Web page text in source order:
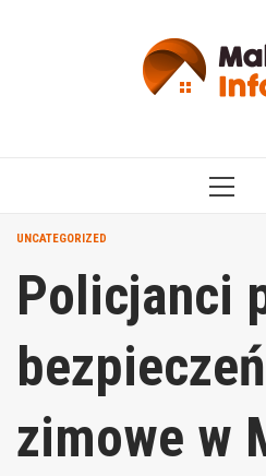
UNCATEGORIZED
Policjanci
zimowe w